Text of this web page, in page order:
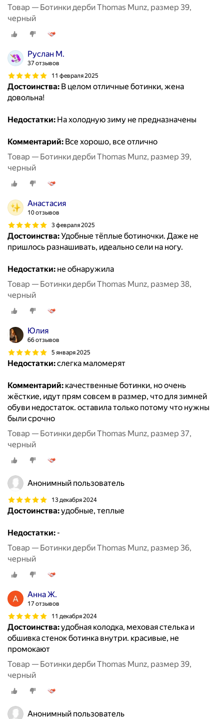
Товар — Ботинки дерби Thomas Munz, размер 39,
черный
Руслан М.
37 отзывов
11 февраля 2025
Достоинства: В целом отличные ботинки, жена
довольна!
Недостатки: На холодную зиму не предназначены
Комментарий: Все хорошо, все отлично
Товар — Ботинки дерби Thomas Munz, размер 39,
черный
Анастасия
10 отзывов
3 февраля 2025
Достоинства:Удобные тёплые ботиночки. Даже не
пришлось разнашивать, идеально сели на ногу.
Недостатки: не обнаружила
Товар — Ботинки дерби Thomas Munz, размер 38,
черный
Юлия
66 отзывов
5 января 2025
Недостатки:слегка маломерят
Комментарий: качественные ботинки, но очень
жёсткие, идут прям совсем в размер, что для зимней
обуви недостаток. оставила только потому что нужны
были срочно
Товар — Ботинки дерби Thomas Munz, размер 37,
черный
Анонимный пользователь
13 декабря 2024
Достоинства:удобные, теплые
Недостатки: -
Товар — Ботинки дерби Thomas Munz, размер 36,
черный
Анна Ж.
17 отзывов
11 декабря 2024
Достоинства:удобная колодка, меховая стелька и
обшивка стенок ботинка внутри. красивые, не
промокают
Товар — Ботинки дерби Thomas Munz, размер 39,
черный
Анонимный пользователь